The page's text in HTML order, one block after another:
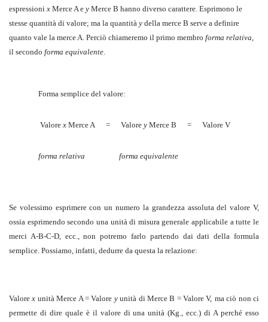
espressioni x Merce A e y Merce B hanno diverso carattere. Esprimono le
stesse quantità di valore; ma la quantità y della merce B serve a definire
quanto vale la merce A. Perciò chiameremo il primo membro forma relativa,
il secondo forma equivalente.
Forma semplice del valore:
Valore xMerce A = Valore yMerce B = Valore V
forma relativa forma equivalente
Se volessimo esprimere con un numero la grandezza assoluta del valore V,
ossia esprimendo secondo una unità di misura generale applicabile a tutte le
merci A-B-C-D, ecc., non potremo farlo partendo dai dati della formula
semplice. Possiamo, infatti, dedurre da questa la relazione:
Valorex unità Merce A = Valore yunità di Merce B = Valore V, ma ciò non ci
permette di dire quale è il valore di una unità (Kg., ecc.) di A perché esso